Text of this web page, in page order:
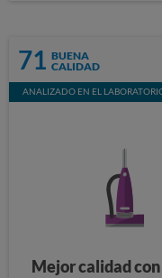
71 BUENA
CALIDAD
ANALIZADO EN EL
Mejor calidad